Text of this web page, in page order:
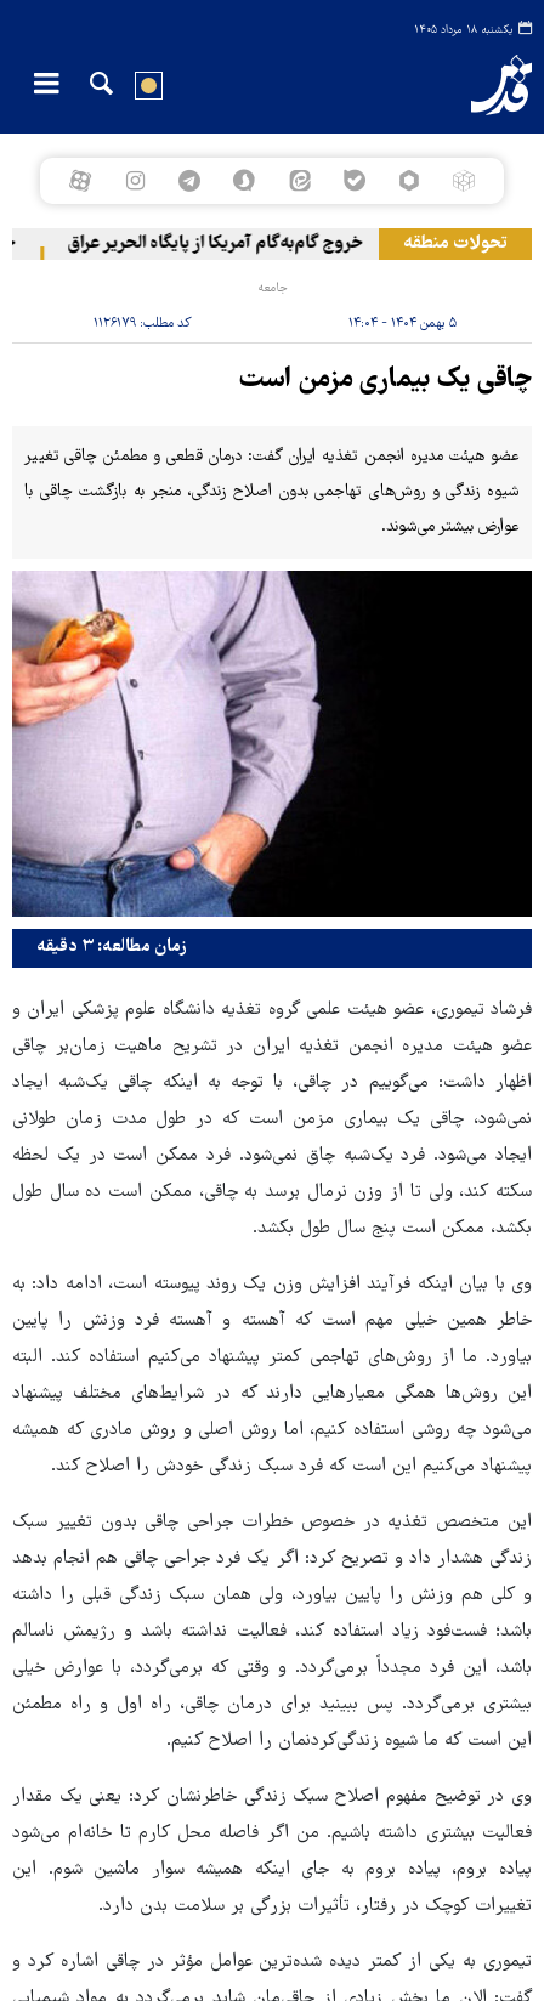
یکشنبه ۱۸ مرداد ۱۴۰۵
تحولات منطقه خروج گام‌به‌گام آمریکا از پایگاه الحریر عراق
جامعه
۵ بهمن ۱۴۰۴ - ۱۴:۰۴ کد مطلب:۱۱۲۶۱۷۹
چاقی یک بیماری مزمن است
عضو هیئت مدیره انجمن تغذیه ایران گفت: درمان قطعی و مطمئن چاقی تغییر
شیوه زندگی و روش‌های تهاجمی بدون اصلاح زندگی، منجر به بازگشت چاقی با
عوارض بیشتر می‌شوند.
زمان مطالعه: ۳ دقیقه
فرشاد تیموری، عضو هیئت علمی گروه تغذیه دانشگاه علوم پزشکی ایران و
عضو هیئت مدیره انجمن تغذیه ایران در تشریح ماهیت زمان‌بر چاقی
اظهار داشت: می‌گوییم در چاقی، با توجه به اینکه چاقی یک‌شبه ایجاد
نمی‌شود، چاقی یک بیماری مزمن است که در طول مدت زمان طولانی
ایجاد می‌شود. فرد یک‌شبه چاق نمی‌شود. فرد ممکن است در یک لحظه
سکته کند، ولی تا از وزن نرمال برسد به چاقی، ممکن است ده سال طول
بکشد، ممکن است پنج سال طول بکشد.
وی با بیان اینکه فرآیند افزایش وزن یک روند پیوسته است، ادامه داد: به
خاطر همین خیلی مهم است که آهسته و آهسته فرد وزنش را پایین
بیاورد. ما از روش‌های تهاجمی کمتر پیشنهاد می‌کنیم استفاده کند. البته
این روش‌ها همگی معیارهایی دارند که در شرایط‌های مختلف پیشنهاد
می‌شود چه روشی استفاده کنیم، اما روش اصلی و روش مادری که همیشه
پیشنهاد می‌کنیم این است که فرد سبک زندگی خودش را اصلاح کند.
این متخصص تغذیه در خصوص خطرات جراحی چاقی بدون تغییر سبک
زندگی هشدار داد و تصریح کرد: اگر یک فرد جراحی چاقی هم انجام بدهد
و کلی هم وزنش را پایین بیاورد، ولی همان سبک زندگی قبلی را داشته
باشد؛ فست‌فود زیاد استفاده کند، فعالیت نداشته باشد و رژیمش ناسالم
باشد، این فرد مجدداً برمی‌گردد. و وقتی که برمی‌گردد، با عوارض خیلی
بیشتری برمی‌گردد. پس ببینید برای درمان چاقی، راه اول و راه مطمئن
این است که ما شیوه زندگی‌کردنمان را اصلاح کنیم.
وی در توضیح مفهوم اصلاح سبک زندگی خاطرنشان کرد: یعنی یک مقدار
فعالیت بیشتری داشته باشیم. من اگر فاصله محل کارم تا خانه‌ام می‌شود
پیاده بروم، پیاده بروم به جای اینکه همیشه سوار ماشین شوم. این
تغییرات کوچک در رفتار، تأثیرات بزرگی بر سلامت بدن دارد.
تیموری به یکی از کمتر دیده شده‌ترین عوامل مؤثر در چاقی اشاره کرد و